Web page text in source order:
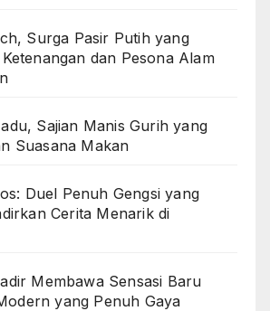
Surga Pasir Putih yang
dan Pesona Alam
Sajian Manis Gurih yang
Suasana Makan
Duel Penuh Gengsi yang
Cerita Menarik di
Membawa Sensasi Baru
yang Penuh Gaya